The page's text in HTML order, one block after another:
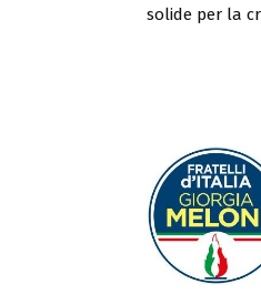
solide per la